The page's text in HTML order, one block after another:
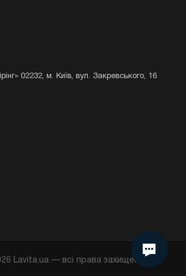
02232, м. Київ, вул. Закревського, 16
Lavita.ua — всі права захищені